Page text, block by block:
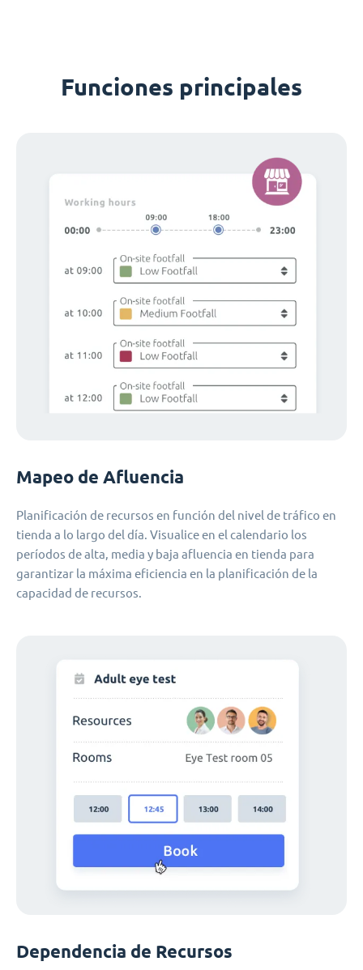
Funciones principales
Mapeo de Afluencia
Planificación de recursos en función del nivel de tráfico en
tienda a lo largo del día. Visualice en el calendario los
períodos de alta, media y baja afluencia en tienda para
garantizar la máxima eficiencia en la planificación de la
capacidad de recursos.
Dependencia de Recursos